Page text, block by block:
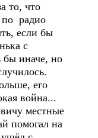
то, что
по радио
если бы
с
бы иначе, но
его
война...
местные
помогал на